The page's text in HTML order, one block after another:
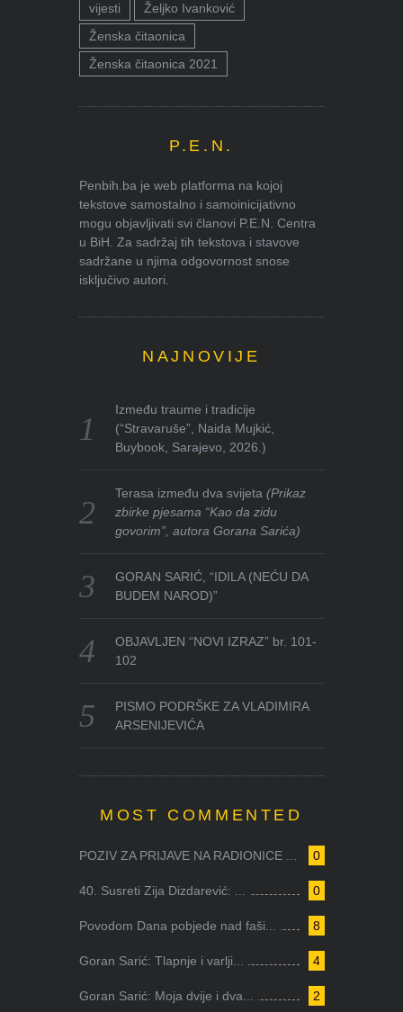
vijesti
Željko Ivanković
Ženska čitaonica
Ženska čitaonica 2021
P.E.N.
Penbih.ba je web platforma na kojoj
tekstove samostalno i samoinicijativno
mogu objavljivati svi članovi P.E.N. Centra
u BiH. Za sadržaj tih tekstova i stavove
sadržane u njima odgovornost snose
isključivo autori.
NAJNOVIJE
Između traume i tradicije
(“Stravaruše”, Naida Mujkić,
Buybook, Sarajevo, 2026.)
Terasa između dva svijeta(Prikaz
zbirke pjesama “Kao da zidu
govorim”, autora Gorana Sarića)
GORAN SARIĆ, “IDILA (NEĆU DA
BUDEM NAROD)”
OBJAVLJEN “NOVI IZRAZ” br. 101-
102
PISMO PODRŠKE ZA VLADIMIRA
ARSENIJEVIĆA
MOST COMMENTED
0
POZIV ZA PRIJAVE NA RADIONICE ...
0
40. Susreti Zija Dizdarević: ...
8
Povodom Dana pobjede nad faši...
4
Goran Sarić: Tlapnje i varlji...
2
Goran Sarić: Moja dvije i dva...